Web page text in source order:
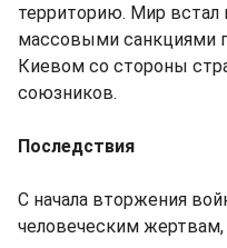
территорию. Мир встал
массовыми санкциями
Киевом со стороны
союзников.
Последствия
С начала вторжения
человеческим